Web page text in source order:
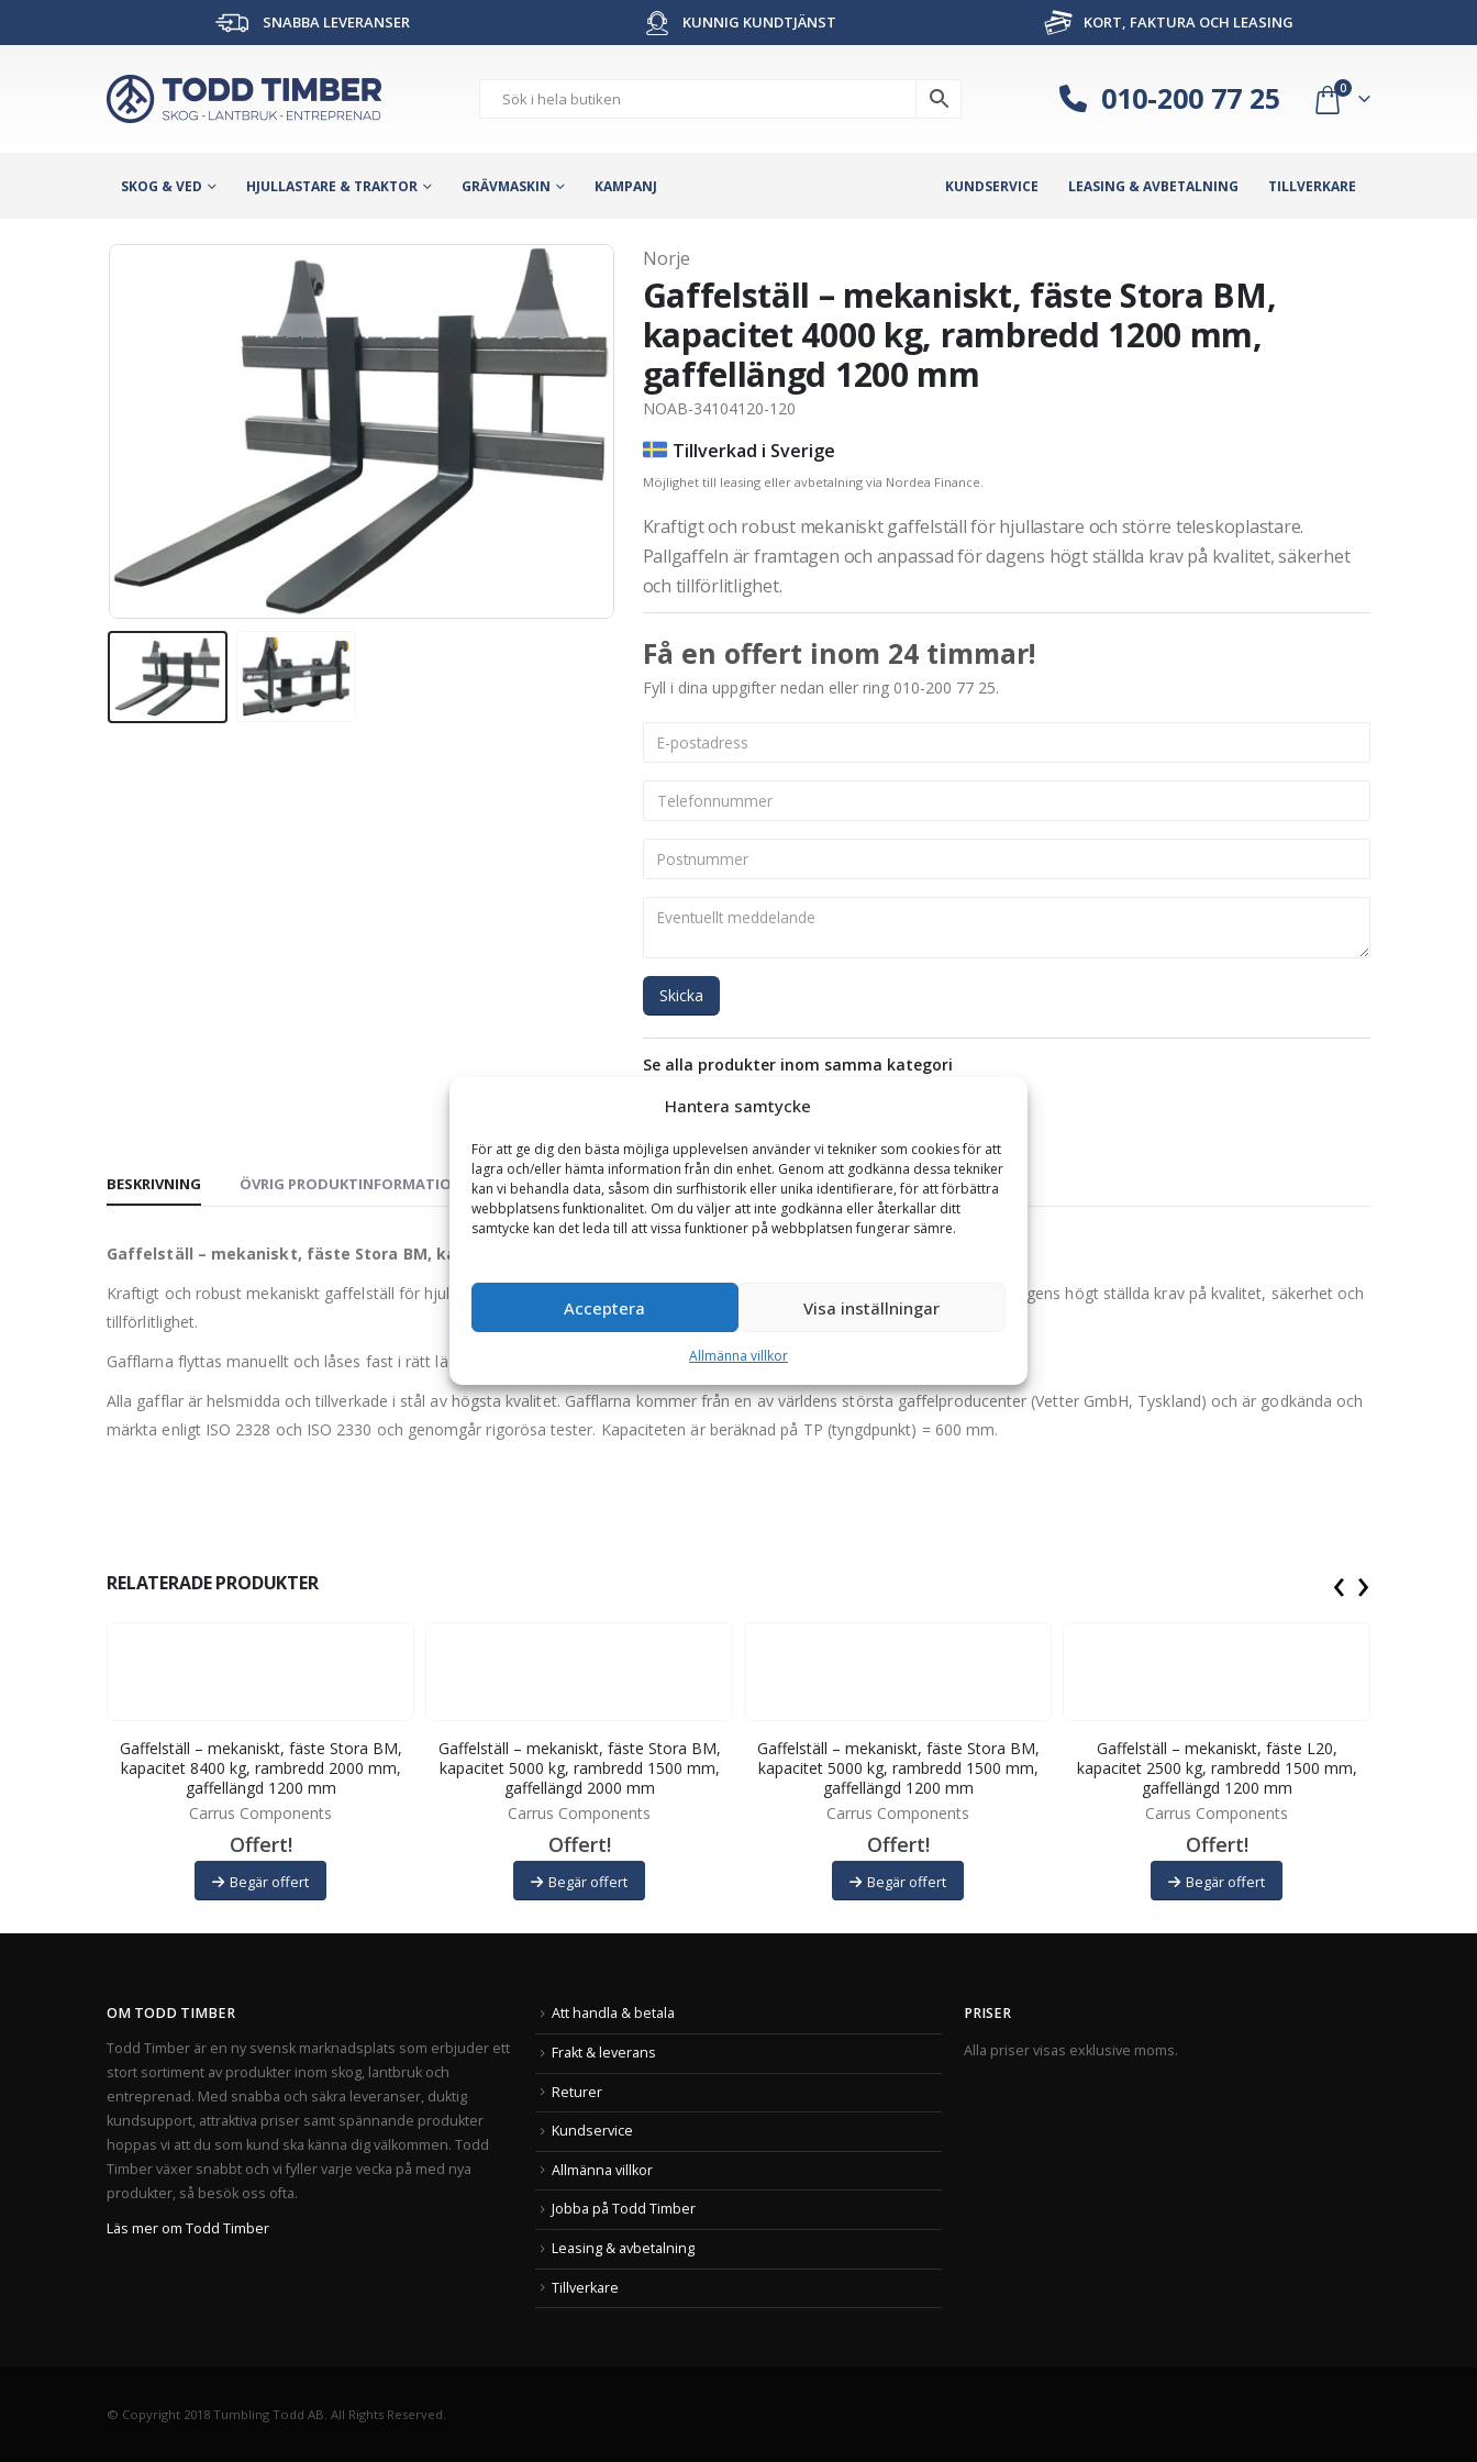
Hantera samtycke
För att ge dig den bästa möjliga upplevelsen använder vi tekniker som cookies för att
lagra och/eller hämta information från din enhet. Genom att godkänna dessa tekniker
kan vi behandla data, såsom din surfhistorik eller unika identifierare, för att förbättra
webbplatsens funktionalitet. Om du väljer att inte godkänna eller återkallar ditt
samtycke kan det leda till att vissa funktioner på webbplatsen fungerar sämre.
Acceptera Visa inställningar
Allmänna villkor
SNABBA LEVERANSER KUNNIG KUNDTJÄNST KORT, FAKTURA OCH LEASING
010-200 77 25 0
SKOG & VED HJULLASTARE & TRAKTOR GRÄVMASKIN KAMPANJ KUNDSERVICE LEASING & AVBETALNING TILLVERKARE
Norje
Gaffelställ – mekaniskt, fäste Stora BM,
kapacitet 4000 kg, rambredd 1200 mm,
gaffellängd 1200 mm
NOAB-34104120-120
Tillverkad i Sverige
Möjlighet till leasing eller avbetalning via Nordea Finance.
Kraftigt och robust mekaniskt gaffelställ för hjullastare och större teleskoplastare.
Pallgaffeln är framtagen och anpassad för dagens högt ställda krav på kvalitet, säkerhet
och tillförlitlighet.
Få en offert inom 24 timmar!
Fyll i dina uppgifter nedan eller ring 010-200 77 25.
Skicka
Se alla produkter inom samma kategori
BESKRIVNING ÖVRIG PRODUKTINFORMATION GARANTI
Gaffelställ – mekaniskt, fäste Stora BM, kapacitet 4000 kg, rambredd 1200 mm, gaffellängd 1200 mm
Kraftigt och robust mekaniskt gaffelställ för hjullastare och större teleskoplastare. Pallgaffeln är framtagen och anpassad för dagens högt ställda krav på kvalitet, säkerhet och
tillförlitlighet.
Gafflarna flyttas manuellt och låses fast i rätt läge med en låsbult i den övre balken.
Alla gafflar är helsmidda och tillverkade i stål av högsta kvalitet. Gafflarna kommer från en av världens största gaffelproducenter (Vetter GmbH, Tyskland) och är godkända och
märkta enligt ISO 2328 och ISO 2330 och genomgår rigorösa tester. Kapaciteten är beräknad på TP (tyngdpunkt) = 600 mm.
RELATERADE PRODUKTER
Gaffelställ – mekaniskt, fäste Stora BM,
kapacitet 8400 kg, rambredd 2000 mm,
gaffellängd 1200 mm
Carrus Components
Offert!
Begär offert
Gaffelställ – mekaniskt, fäste Stora BM,
kapacitet 5000 kg, rambredd 1500 mm,
gaffellängd 2000 mm
Carrus Components
Offert!
Begär offert
Gaffelställ – mekaniskt, fäste Stora BM,
kapacitet 5000 kg, rambredd 1500 mm,
gaffellängd 1200 mm
Carrus Components
Offert!
Begär offert
Gaffelställ – mekaniskt, fäste L20,
kapacitet 2500 kg, rambredd 1500 mm,
gaffellängd 1200 mm
Carrus Components
Offert!
Begär offert
‹ ›
OM TODD TIMBER
Todd Timber är en ny svensk marknadsplats som erbjuder ett
stort sortiment av produkter inom skog, lantbruk och
entreprenad. Med snabba och säkra leveranser, duktig
kundsupport, attraktiva priser samt spännande produkter
hoppas vi att du som kund ska känna dig välkommen. Todd
Timber växer snabbt och vi fyller varje vecka på med nya
produkter, så besök oss ofta.
Läs mer om Todd Timber
Att handla & betala
Frakt & leverans
Returer
Kundservice
Allmänna villkor
Jobba på Todd Timber
Leasing & avbetalning
Tillverkare
PRISER
Alla priser visas exklusive moms.
© Copyright 2018 Tumbling Todd AB. All Rights Reserved.